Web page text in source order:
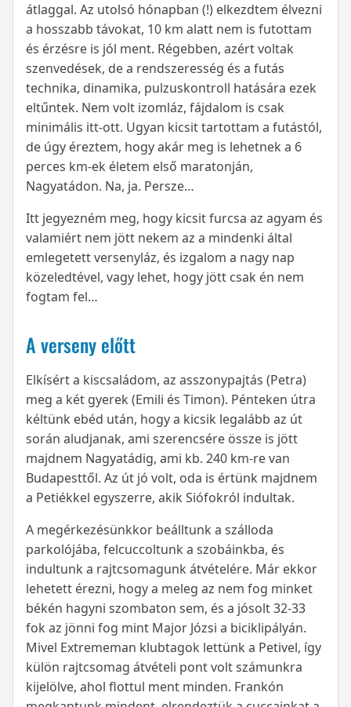
átlaggal. Az utolsó hónapban (!) elkezdtem élvezni
a hosszabb távokat, 10 km alatt nem is futottam
és érzésre is jól ment. Régebben, azért voltak
szenvedések, de a rendszeresség és a futás
technika, dinamika, pulzuskontroll hatására ezek
eltűntek. Nem volt izomláz, fájdalom is csak
minimális itt-ott. Ugyan kicsit tartottam a futástól,
de úgy éreztem, hogy akár meg is lehetnek a 6
perces km-ek életem első maratonján,
Nagyatádon. Na, ja. Persze…
Itt jegyezném meg, hogy kicsit furcsa az agyam és
valamiért nem jött nekem az a mindenki által
emlegetett versenyláz, és izgalom a nagy nap
közeledtével, vagy lehet, hogy jött csak én nem
fogtam fel…
A verseny előtt
Elkísért a kiscsaládom, az asszonypajtás (Petra)
meg a két gyerek (Emili és Timon). Pénteken útra
kéltünk ebéd után, hogy a kicsik legalább az út
során aludjanak, ami szerencsére össze is jött
majdnem Nagyatádig, ami kb. 240 km-re van
Budapesttől. Az út jó volt, oda is értünk majdnem
a Petiékkel egyszerre, akik Siófokról indultak.
A megérkezésünkkor beálltunk a szálloda
parkolójába, felcuccoltunk a szobáinkba, és
indultunk a rajtcsomagunk átvételére. Már ekkor
lehetett érezni, hogy a meleg az nem fog minket
békén hagyni szombaton sem, és a jósolt 32-33
fok az jönni fog mint Major Józsi a biciklipályán.
Mivel Extrememan klubtagok lettünk a Petivel, így
külön rajtcsomag átvételi pont volt számunkra
kijelölve, ahol flottul ment minden. Frankón